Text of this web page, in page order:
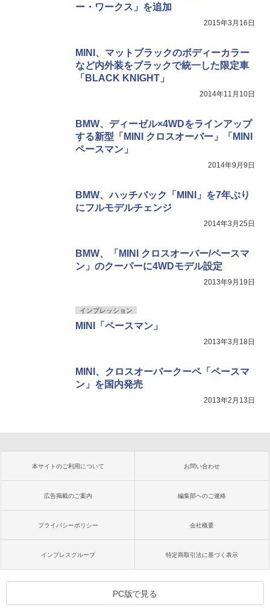
ー・ワークス」を追加
2015年3月16日
MINI、マットブラックのボディーカラー
など内外装をブラックで統一した限定車
「BLACK KNIGHT」
2014年11月10日
BMW、ディーゼル×4WDをラインアップ
する新型「MINI クロスオーバー」「MINI
ペースマン」
2014年9月9日
BMW、ハッチバック「MINI」を7年ぶり
にフルモデルチェンジ
2014年3月25日
BMW、「MINI クロスオーバー/ペースマ
ン」のクーパーに4WDモデル設定
2013年9月19日
インプレッション
MINI「ペースマン」
2013年3月18日
MINI、クロスオーバークーペ「ペースマ
ン」を国内発売
2013年2月13日
本サイトのご利用について お問い合わせ
広告掲載のご案内 編集部へのご連絡
プライバシーポリシー 会社概要
インプレスグループ 特定商取引法に基づく表示
PC版で見る